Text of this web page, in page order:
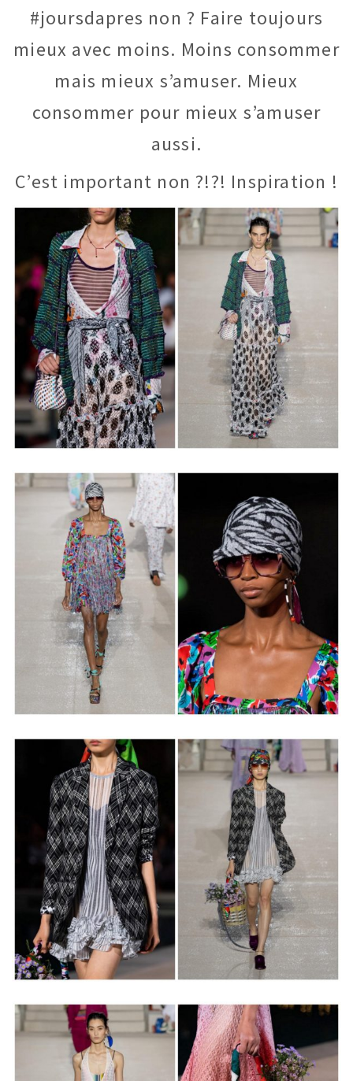
#joursdapres non ? Faire toujours
mieux avec moins. Moins consommer
mais mieux s’amuser. Mieux
consommer pour mieux s’amuser
aussi.
C’est important non ?!?! Inspiration !